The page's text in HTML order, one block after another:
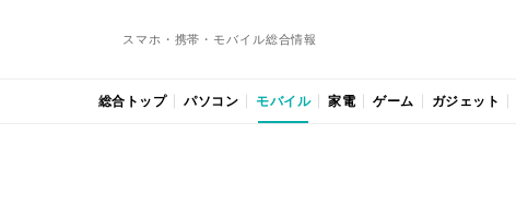
スマホ・携帯・モバイル総合情報
総合トップ パソコン モバイル 家電 ゲーム ガジェット